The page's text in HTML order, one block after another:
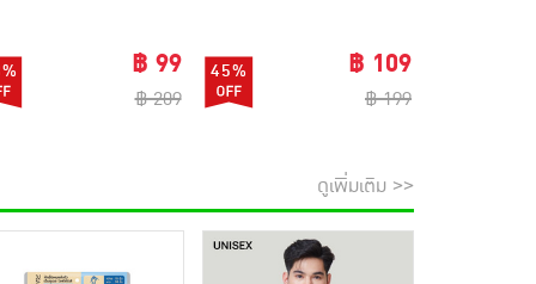
฿ 99
฿ 209
45% ฿ 109
฿ 199
ดูเพิ่มเติม >>